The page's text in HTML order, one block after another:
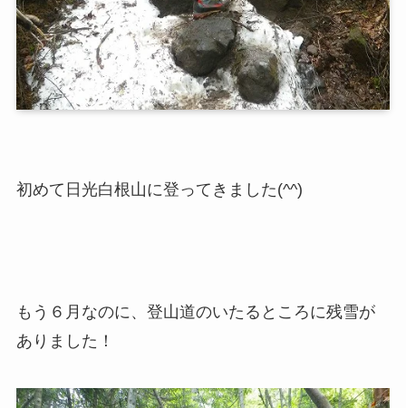
初めて日光白根山に登ってきました(^^)
もう６月なのに、登山道のいたるところに残雪が
ありました！